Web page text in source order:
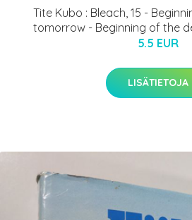
Tite Kubo : Bleach, 15 -
tomorrow - Beginning of the
5.5 EUR
LISÄTIETOJA